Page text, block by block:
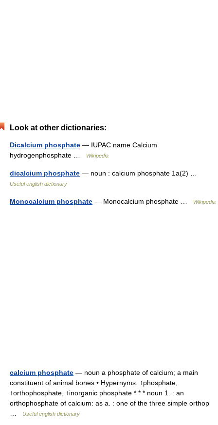
Look at other dictionaries:
Dicalcium phosphate — IUPAC name Calcium
hydrogenphosphate …
Wikipedia
dicalcium phosphate — noun : calcium phosphate 1a(2) …
Useful english dictionary
Monocalcium phosphate — Monocalcium phosphate … Wikipedia
calcium phosphate — noun a phosphate of calcium; a main
constituent of animal bones • Hypernyms: ↑phosphate,
↑orthophosphate, ↑inorganic phosphate * * * noun 1. : an
orthophosphate of calcium: as a. : one of the three simple orthop
Useful english dictionary